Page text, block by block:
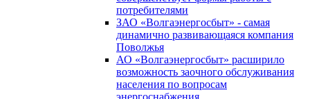
потребителями
ЗАО «Волгаэнергосбыт» - самая
динамично развивающаяся компания
Поволжья
АО «Волгаэнергосбыт» расширило
возможность заочного обслуживания
населения по вопросам